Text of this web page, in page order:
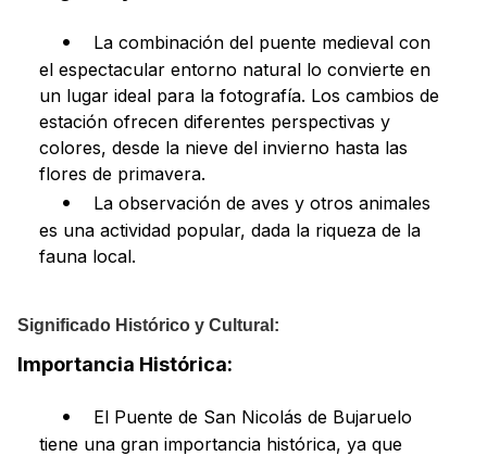
La combinación del puente medieval con
el espectacular entorno natural lo convierte en
un lugar ideal para la fotografía. Los cambios de
estación ofrecen diferentes perspectivas y
colores, desde la nieve del invierno hasta las
flores de primavera.
La observación de aves y otros animales
es una actividad popular, dada la riqueza de la
fauna local.
Significado Histórico y Cultural:
Importancia Histórica:
El Puente de San Nicolás de Bujaruelo
tiene una gran importancia histórica, ya que